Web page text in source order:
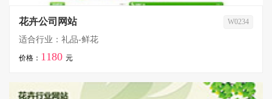
花卉公司网站 W0234
适合行业：礼品-鲜花
价格： 1180 元